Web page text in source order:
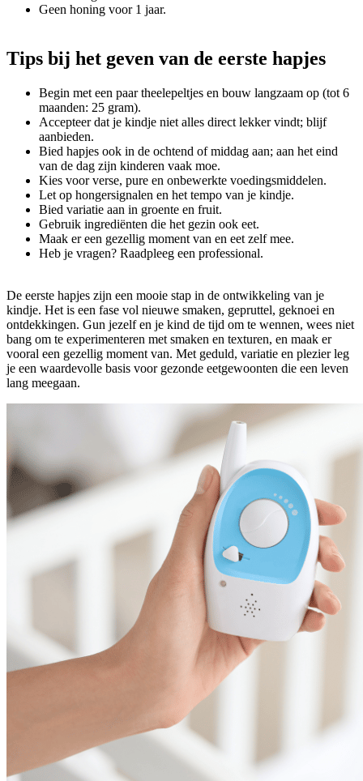
Geen honing voor 1 jaar.
Tips bij het geven van de eerste hapjes
Begin met een paar theelepeltjes en bouw langzaam op (tot 6
maanden: 25 gram).
Accepteer dat je kindje niet alles direct lekker vindt; blijf
aanbieden.
Bied hapjes ook in de ochtend of middag aan; aan het eind
van de dag zijn kinderen vaak moe.
Kies voor verse, pure en onbewerkte voedingsmiddelen.
Let op hongersignalen en het tempo van je kindje.
Bied variatie aan in groente en fruit.
Gebruik ingrediënten die het gezin ook eet.
Maak er een gezellig moment van en eet zelf mee.
Heb je vragen? Raadpleeg een professional.
De eerste hapjes zijn een mooie stap in de ontwikkeling van je
kindje. Het is een fase vol nieuwe smaken, gepruttel, geknoei en
ontdekkingen. Gun jezelf en je kind de tijd om te wennen, wees niet
bang om te experimenteren met smaken en texturen, en maak er
vooral een gezellig moment van. Met geduld, variatie en plezier leg
je een waardevolle basis voor gezonde eetgewoonten die een leven
lang meegaan.